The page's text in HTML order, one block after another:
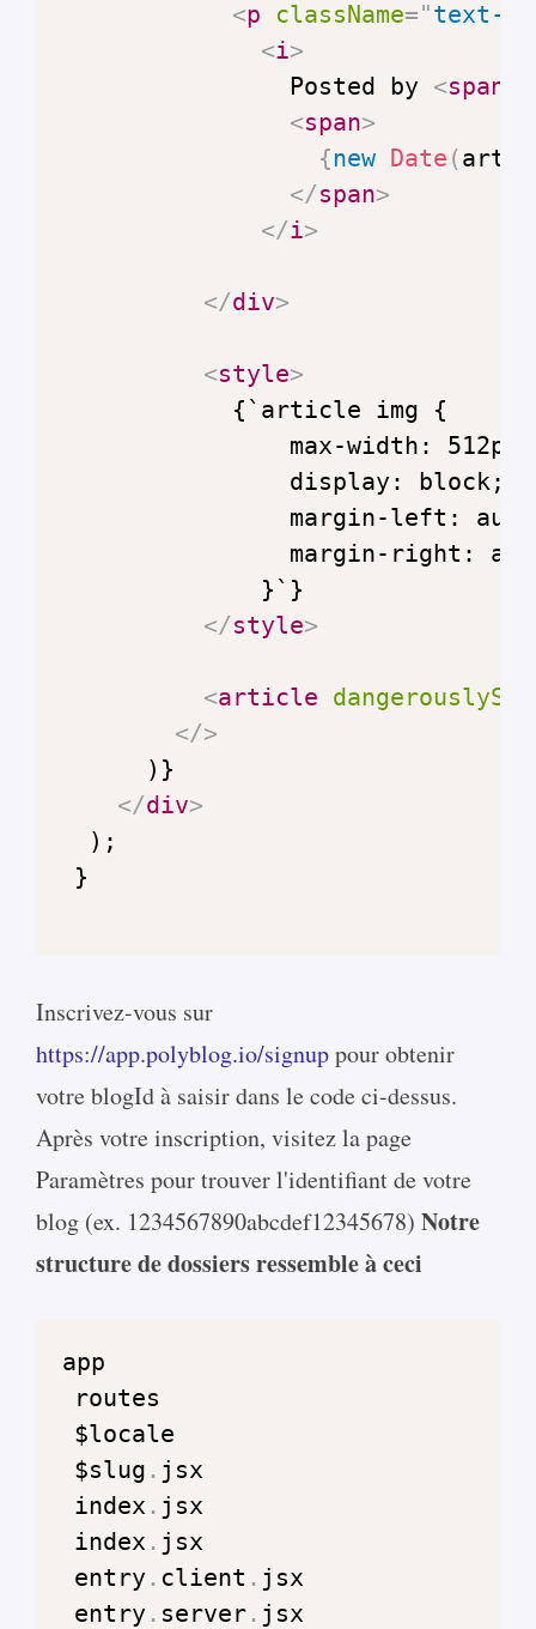
<p className="text-
<i>
                Posted by
<span
<span>
{new Date (
</span>
</i>
</div>
<style>
</style>
<article
</>
</div>
Inscrivez-vous sur
https://app.polyblog.io/signuppour obtenir
votre blogId à saisir dans le code ci-dessus.
Après votre inscription, visitez la page
Paramètres pour trouver l'identifiant de votre
blog (ex. 1234567890abcdef12345678) Notre
structure de dossiers ressemble à ceci
$slug . jsx
index . jsx
index . jsx
entry . client . jsx
entry . server . jsx